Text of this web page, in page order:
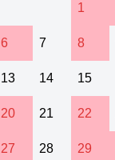
1
6 7 8
13 14 15
20 21 22
27 28 29